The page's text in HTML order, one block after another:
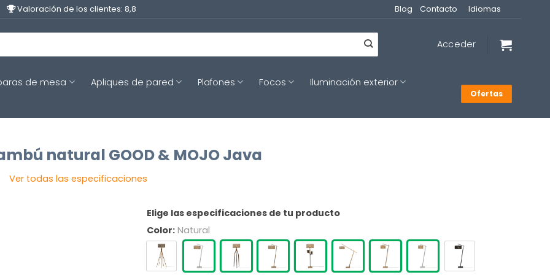
Valoración de los clientes: 8,8 Blog Contacto Idiomas
Acceder
de mesa Apliques de pared Plafones Focos
Iluminación exterior
Ofertas
natural GOOD & MOJO Java
Ver todas las especificaciones
Elige las especificaciones de tu producto
Color: Natural